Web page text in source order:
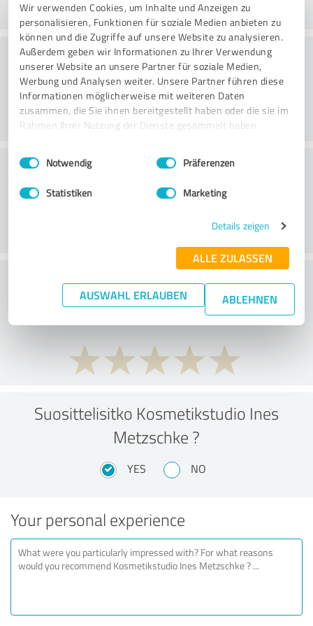
Wir verwenden Cookies, um Inhalte und Anzeigen zu
personalisieren, Funktionen für soziale Medien anbieten zu
können und die Zugriffe auf unsere Website zu analysieren.
Außerdem geben wir Informationen zu Ihrer Verwendung
unserer Website an unsere Partner für soziale Medien,
Werbung und Analysen weiter. Unsere Partner führen diese
Informationen möglicherweise mit weiteren Daten
zusammen, die Sie ihnen bereitgestellt haben oder die sie im
Rahmen Ihrer Nutzung der Dienste gesammelt haben.
Impressum Datenschutzbestimmungen
Einwilligungsauswahl
Notwendig Präferenzen
Statistiken Marketing
Details zeigen
ALLE ZULASSEN
AUSWAHL ERLAUBEN ABLEHNEN
Konsultointi
Asiakaspalvelu
What do you think of the price to
performance ratio?
Suosittelisitko Kosmetikstudio Ines
Metzschke ?
YES NO
Your personal experience